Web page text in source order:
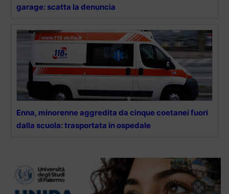
garage: scatta la denuncia
Enna, minorenne aggredita da cinque coetanei fuori
dalla scuola: trasportata in ospedale